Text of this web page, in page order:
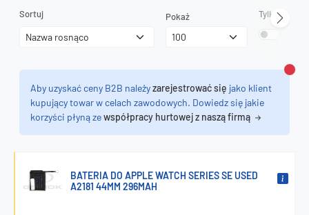
Sortuj Pokaż Tylko
Aby uzyskać ceny B2B należyzarejestrować się jako klient
kupujący towar w celach zawodowych. Dowiedz się jakie
korzyści płyną zewspółpracy hurtowej z naszą firmą
BATERIA DO APPLE WATCH SERIES SE USED
A2181 44MM 296MAH